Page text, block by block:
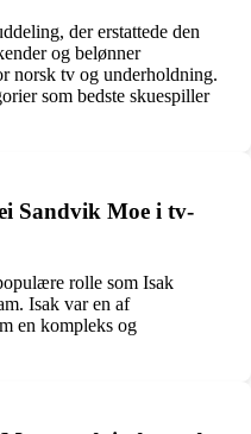
der erstattede den
og belønner
norsk tv og underholdning.
som bedste skuespiller
Sandvik Moe i tv-
rolle som Isak
Isak var en af
en kompleks og